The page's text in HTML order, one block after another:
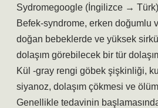
Sydromegoogle (İngilizce →
Befek-syndrome, erken doğumlu
doğan bebeklerde ve yüksek
dolaşım görebilecek bir tür
Kül -gray rengi göbek şişkinliği,
siyanoz, dolaşım çökmesi ve
Genellikle tedavinin